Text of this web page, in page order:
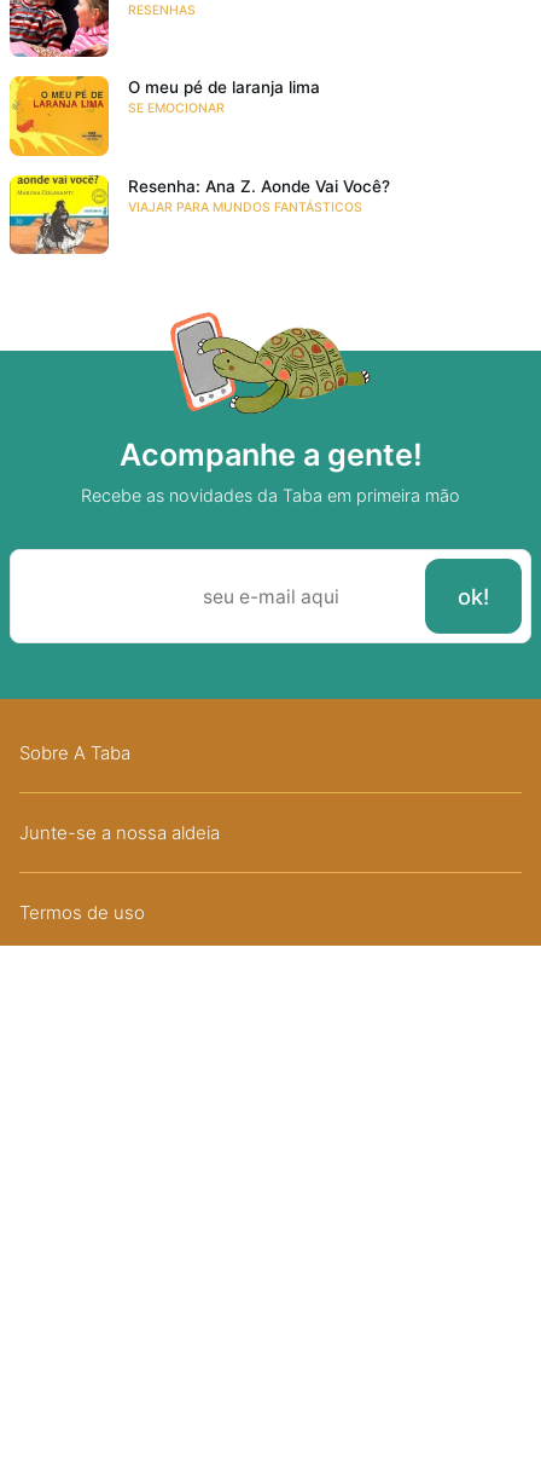
RESENHAS
O meu pé de laranja lima
SE EMOCIONAR
Resenha: Ana Z. Aonde Vai Você?
VIAJAR PARA MUNDOS FANTÁSTICOS
Acompanhe a gente!
Recebe as novidades da Taba em primeira mão
Sobre A Taba
Junte-se a nossa aldeia
Termos de uso